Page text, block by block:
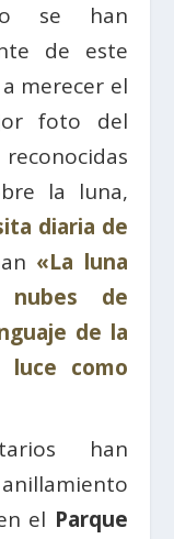
se han
de este
merecer el
foto del
la luna,
diaria de
«La luna
de
de la
luce como
han
el Parque